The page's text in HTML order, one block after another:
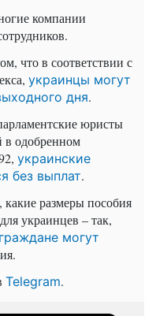
компании
что в соответствии с
украинцы могут
дня.
юристы
в одобренном
украинские
без выплат.
размеры пособия
украинцев – так,
могут
Telegram.